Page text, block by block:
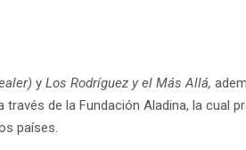
y Los Rodríguez y el Más Allá,
de la Fundación Aladina, la cual
países.